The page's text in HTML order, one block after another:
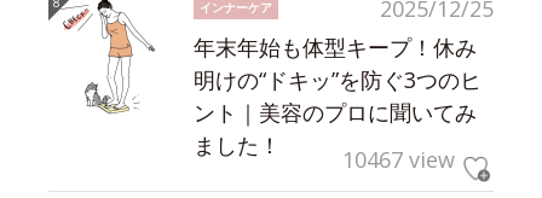
2025/12/25
インナーケア
年末年始も体型キープ！休み
明けの“ドキッ”を防ぐ3つのヒ
ント｜美容のプロに聞いてみ
ました！
10467 view